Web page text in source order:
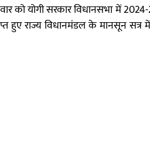
को योगी सरकार विधानसभा में
हुए राज्य विधानमंडल के मानसून सत्र